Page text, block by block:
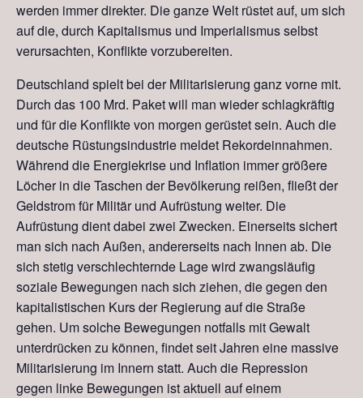
werden immer direkter. Die ganze Welt rüstet auf, um sich
auf die, durch Kapitalismus und Imperialismus selbst
verursachten, Konflikte vorzubereiten.
Deutschland spielt bei der Militarisierung ganz vorne mit.
Durch das 100 Mrd. Paket will man wieder schlagkräftig
und für die Konflikte von morgen gerüstet sein. Auch die
deutsche Rüstungsindustrie meldet Rekordeinnahmen.
Während die Energiekrise und Inflation immer größere
Löcher in die Taschen der Bevölkerung reißen, fließt der
Geldstrom für Militär und Aufrüstung weiter. Die
Aufrüstung dient dabei zwei Zwecken. Einerseits sichert
man sich nach Außen, andererseits nach Innen ab. Die
sich stetig verschlechternde Lage wird zwangsläufig
soziale Bewegungen nach sich ziehen, die gegen den
kapitalistischen Kurs der Regierung auf die Straße
gehen. Um solche Bewegungen notfalls mit Gewalt
unterdrücken zu können, findet seit Jahren eine massive
Militarisierung im Innern statt. Auch die Repression
gegen linke Bewegungen ist aktuell auf einem